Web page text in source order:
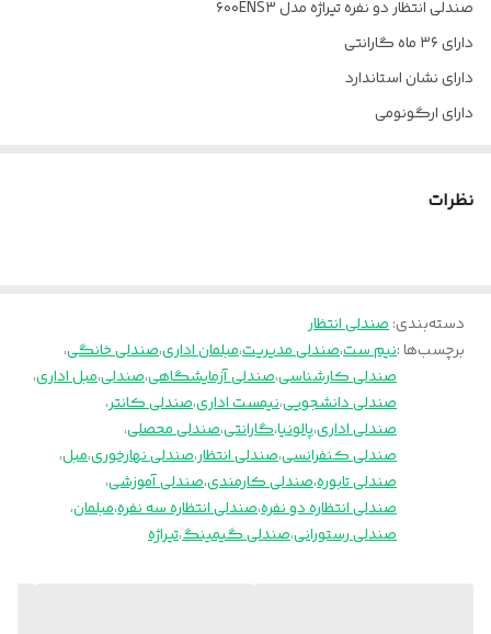
جنس روکش
صندلی انتظار دو نفره تیراژه مدل ۶۰۰ENS۳
دارای ۳۶ ماه گارانتی
دارای نشان استاندارد
دارای ارگونومی
نظرات
دسته‌بندی:صندلی انتظار
برچسب‌ها :نیم ست،صندلی مدیریت،مبلمان اداری،صندلی خانگی،
صندلی کارشناسی،صندلی آزمایشگاهی،صندلی،مبل اداری،
صندلی دانشجویی،نیمست اداری،صندلی کانتر،
صندلی اداری،پالونیا،گارانتی،صندلی محصلی،
صندلی کنفرانسی،صندلی انتظار،صندلی نهارخوری،مبل،
صندلی تابوره،صندلی کارمندی،صندلی آموزشی،
صندلی انتظاره دو نفره،صندلی انتظاره سه نفره،مبلمان،
صندلی رستورانی،صندلی گیمینگ،تیراژه